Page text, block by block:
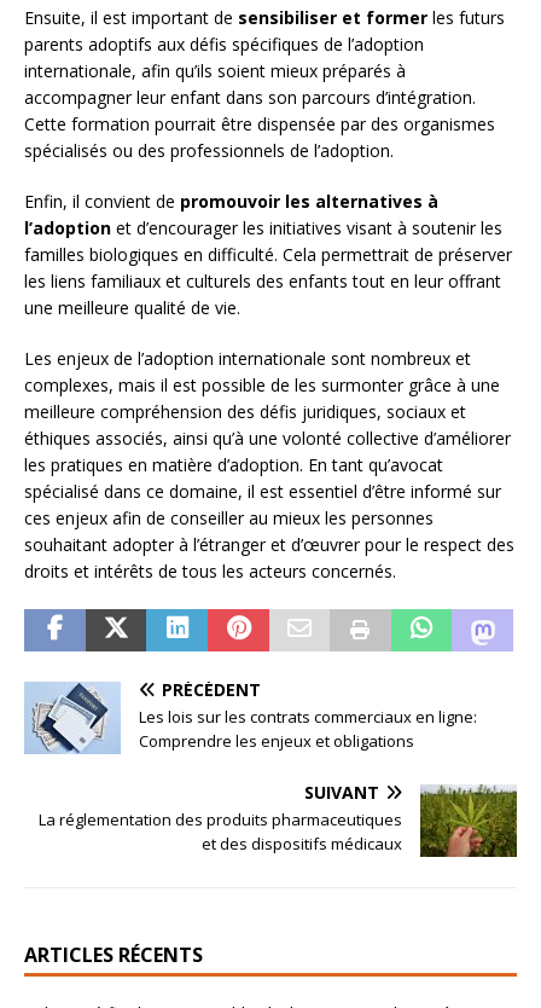
Ensuite, il est important de sensibiliser et former les futurs
parents adoptifs aux défis spécifiques de l’adoption
internationale, afin qu’ils soient mieux préparés à
accompagner leur enfant dans son parcours d’intégration.
Cette formation pourrait être dispensée par des organismes
spécialisés ou des professionnels de l’adoption.
Enfin, il convient de promouvoir les alternatives à
l’adoption et d’encourager les initiatives visant à soutenir les
familles biologiques en difficulté. Cela permettrait de préserver
les liens familiaux et culturels des enfants tout en leur offrant
une meilleure qualité de vie.
Les enjeux de l’adoption internationale sont nombreux et
complexes, mais il est possible de les surmonter grâce à une
meilleure compréhension des défis juridiques, sociaux et
éthiques associés, ainsi qu’à une volonté collective d’améliorer
les pratiques en matière d’adoption. En tant qu’avocat
spécialisé dans ce domaine, il est essentiel d’être informé sur
ces enjeux afin de conseiller au mieux les personnes
souhaitant adopter à l’étranger et d’œuvrer pour le respect des
droits et intérêts de tous les acteurs concernés.
PRÉCÉDENT
Les lois sur les contrats commerciaux en ligne:
Comprendre les enjeux et obligations
SUIVANT
La réglementation des produits pharmaceutiques
et des dispositifs médicaux
ARTICLES RÉCENTS